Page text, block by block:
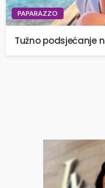
PAPARAZZO
Tužno podsjećanje